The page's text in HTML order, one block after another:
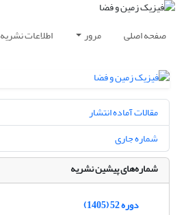
صفحه اصلی مرور اطلاعات نشریه
مقالات آماده انتشار
شماره جاری
شماره‌های پیشین نشریه
دوره 52 (1405)